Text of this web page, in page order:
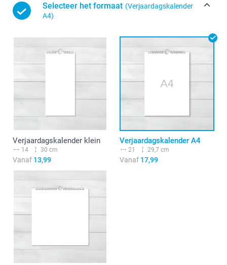
Selecteer het formaat (Verjaardagskalender
A4)
Verjaardagskalender klein
14 30 cm
Vanaf 13,99
Verjaardagskalender A4
21 29,7 cm
Vanaf17,99